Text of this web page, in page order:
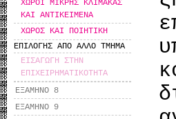
ΧΩΡΟΙ ΜΙΚΡΗΣ ΚΛΙΜΑΚΑΣ
ΚΑΙ ΑΝΤΙΚΕΙΜΕΝΑ
ΧΩΡΟΣ ΚΑΙ ΠΟΙΗΤΙΚΗ
ΕΠΙΛΟΓΗΣ ΑΠΟ ΑΛΛΟ ΤΜΗΜΑ
ΕΙΣΑΓΩΓΗ ΣΤΗΝ
ΕΠΙΧΕΙΡΗΜΑΤΙΚΟΤΗΤΑ
ΕΞΑΜΗΝΟ 8
ΕΞΑΜΗΝΟ 9